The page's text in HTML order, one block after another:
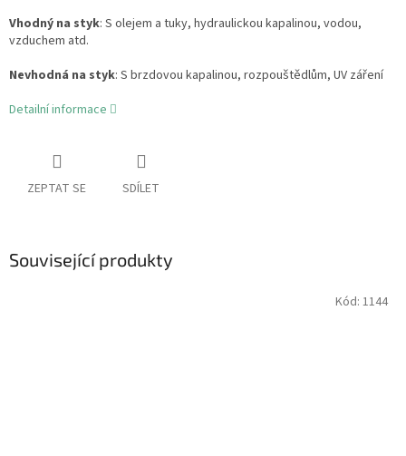
Vhodný na styk: S olejem a tuky, hydraulickou kapalinou, vodou,
vzduchem atd.
Nevhodná na styk: S brzdovou kapalinou, rozpouštědlům, UV záření
Detailní informace
ZEPTAT SE SDÍLET
Související produkty
Kód: 1144